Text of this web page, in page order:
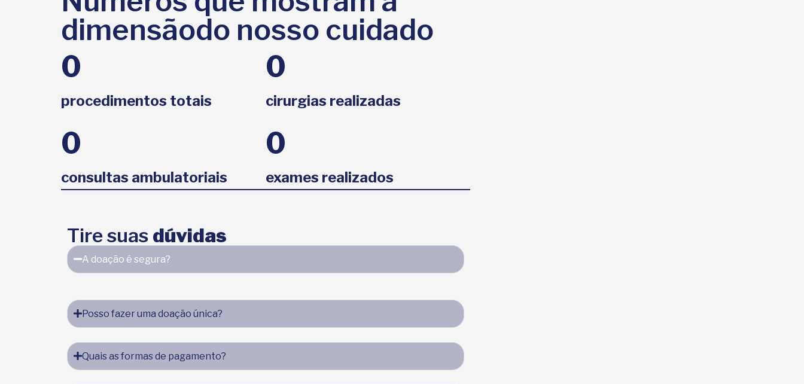
dimensãodo nosso cuidado
0
procedimentos totais
0
consultas ambulatoriais
0
cirurgias realizadas
0
exames realizados
Tire suas dúvidas
A doação é segura?
Posso fazer uma doação única?
Quais as formas de pagamento?